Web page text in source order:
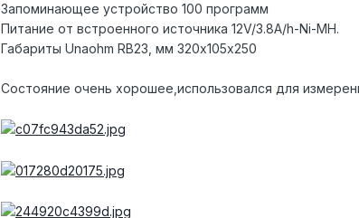
Запоминающее устройство 100 программ
Питание от встроенного источника 12V/3.8A/h-Ni-MH.
Габариты Unaohm RB23, мм 320х105х250
Состояние очень хорошее,использовался для